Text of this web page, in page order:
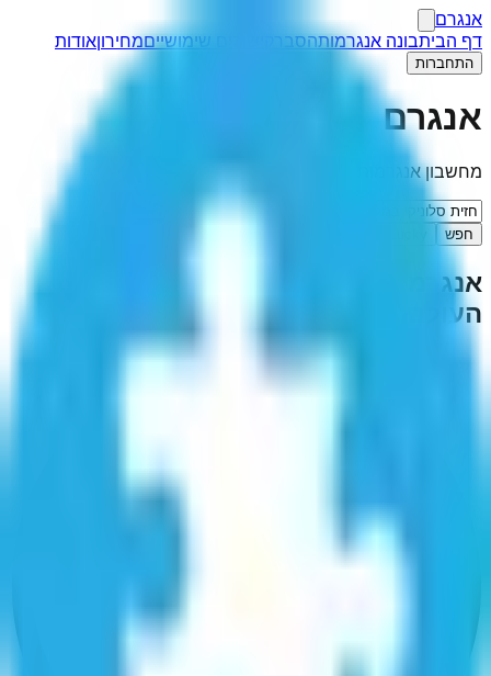
אנגרם
דף הביתבונה אנגרמותהסבר קישורים שימושייםמחירוןאודות
התחברות
אנגרם
מחשבון אנגרמות
חפש
אנגרמה ל-"
העולם הראשונה
(
1 תוצאות)